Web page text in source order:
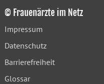
© Frauenärzte im Netz
Impressum
Datenschutz
Barrierefreiheit
Glossar